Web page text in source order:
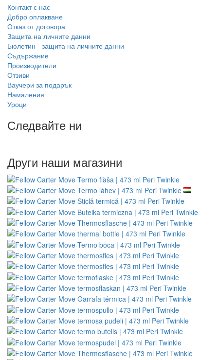
Контакт с нас
Добро оплакване
Отказ от договора
Защита на личните данни
Бюлетин - защита на личните данни
Съдържание
Производители
Отзиви
Ваучери за подарък
Намаления
Уроци
Следвайте ни
Други наши магазини